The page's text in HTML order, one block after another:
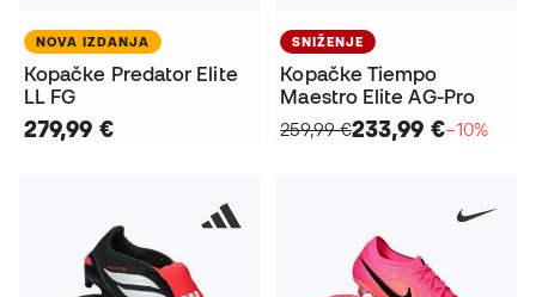
NOVA IZDANJA
Kopačke Predator Elite
LL FG
279,99 €
SNIŽENJE
Kopačke Tiempo
Maestro Elite AG-Pro
259,99 €233,99 €−10%